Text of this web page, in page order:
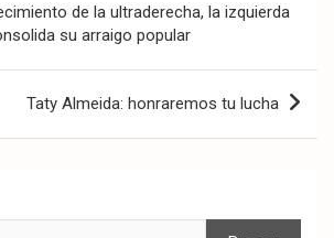
de la ultraderecha, la izquierda
su arraigo popular
Taty Almeida: honraremos tu lucha